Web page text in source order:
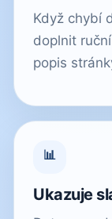
Když chybí
doplnit
popis
📊
Ukazuje